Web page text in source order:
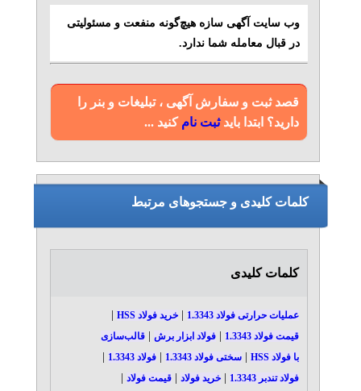
وب سایت آگهی سازه هیچ‌گونه منفعت و مسئولیتی
در قبال معامله شما ندارد.
قصد ثبت و سفارش آگهی ، تبلیغات و بنر را
دارید؟ ابتدا بایدثبت نام کنید ...
کلمات کلیدی و جستجوهای مرتبط
کلمات کلیدی
عملیات حرارتی فولاد 1.3343 |خرید فولاد HSS
قیمت فولاد 1.3343 |فولاد ابزار برش |قالب‌سازی
با فولاد HSS
|سختی فولاد 1.3343 |فولاد 1.3343
فولاد تندبر 1.3343 |خرید فولاد |قیمت فولاد